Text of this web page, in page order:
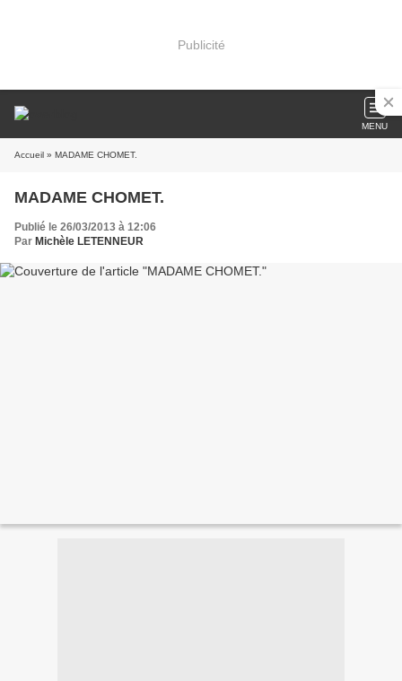
Publicité
MENU
Accueil » MADAME CHOMET.
MADAME CHOMET.
Publié le 26/03/2013 à 12:06
Par Michèle LETENNEUR